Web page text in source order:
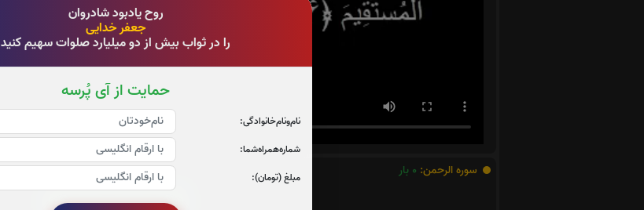
روح یادبود شادروان
جعفر خدایی
را در ثواب بیش از دو میلیارد صلوات سهیم کنید
حمایت از آی پُرسه
نام‌و‌نام‌خانوادگی:
شماره‌همراه‌شما:
مبلغ (تومان):
سوره الرحمن: 0 بار
قرائت سوره الرحمن را تقبل میکنم